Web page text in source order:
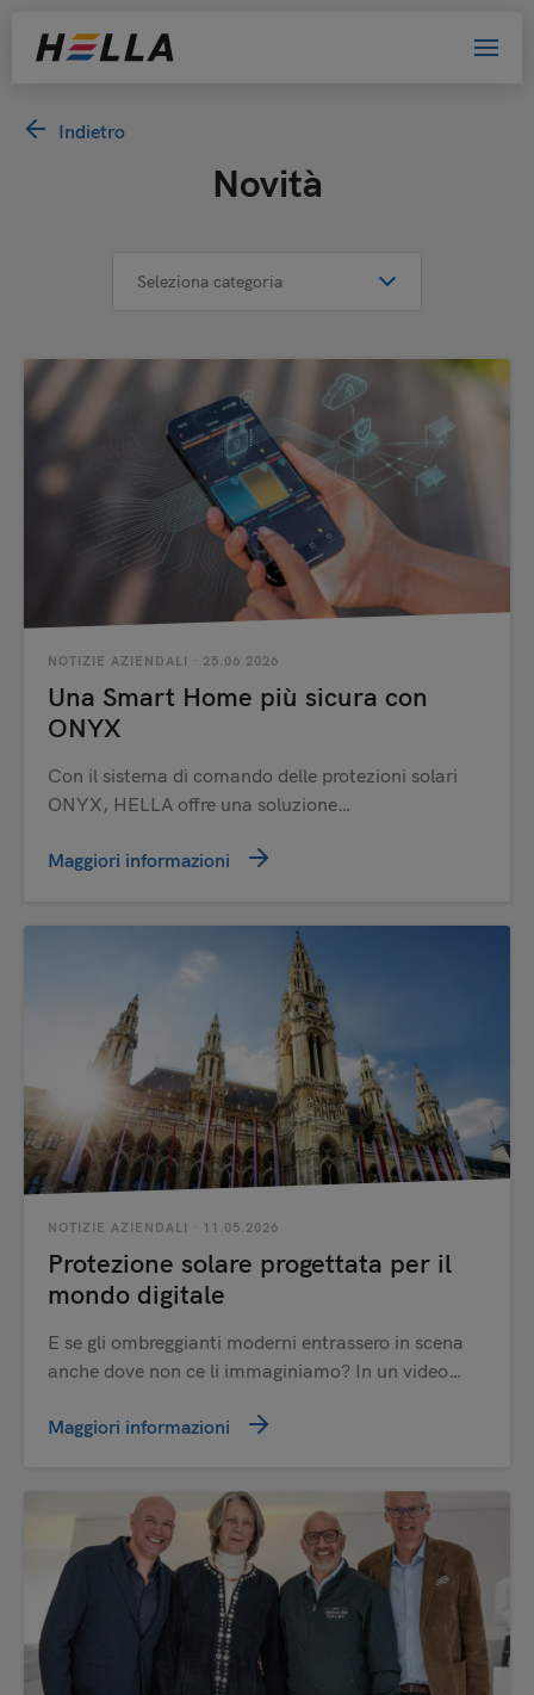
Indietro
Novità
NOTIZIE AZIENDALI · 25.06.2026
Una Smart Home più sicura con
ONYX
Con il sistema di comando delle protezioni solari
ONYX, HELLA offre una soluzione…
Maggiori informazioni
NOTIZIE AZIENDALI · 11.05.2026
Protezione solare progettata per il
mondo digitale
E se gli ombreggianti moderni entrassero in scena
anche dove non ce li immaginiamo? In un video…
Maggiori informazioni